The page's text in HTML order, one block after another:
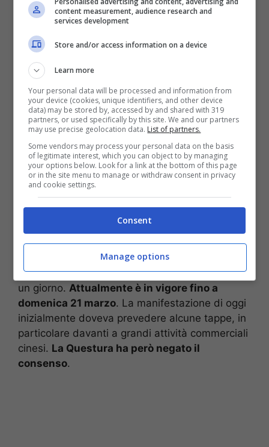
Polizia di Stato in campo per le proteste (Getty Images)
È la seconda protesta in pochi giorni. Le
stesse scene, nella stessa zona, sono avvenuti
anchevenerdì scorso con i poliziotti che si
posero in tenuta antisommossa. Eppure proprio
in quelle ore c’era stato un
indietro sulla contestata ordinanza
Doveva entrare in vigore proprio per giorno,
venerdì 12, ma era invece stata posticipata di
un giorno. Attualmente è in vigore fino a
domenica 21 marzo. La manifestazione di oggi
inizialmente doveva prevedere alcune tappe, in
particolare davanti a grandi attività commerciali
cinesi. La Questura ha però negato il
consenso.
content measurement, audience research and
services development
Store and/or access information on a device
Learn more
Your personal data will be processed and information from
your device (cookies, unique identifiers, and other device
data) may be stored by, accessed by and shared with 319
partners, or used specifically by this site. We and our partners
may use precise geolocation data. List of partners.
Some vendors may process your personal data on the basis
of legitimate interest, which you can object to by managing
your options below. Look for a link at the bottom of this page
or in the site menu to manage or withdraw consent in privacy
and cookie settings.
Consent
Manage options